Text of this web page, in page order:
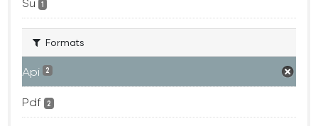
1
Formats
Api 2
Pdf 2